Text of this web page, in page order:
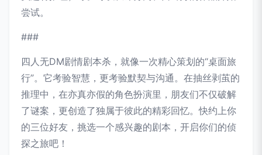
尝试。
###
四人无DM剧情剧本杀，就像一次精心策划的“桌面旅
行”。它考验智慧，更考验默契与沟通。在抽丝剥茧的
推理中，在亦真亦假的角色扮演里，朋友们不仅破解
了谜案，更创造了独属于彼此的精彩回忆。快约上你
的三位好友，挑选一个感兴趣的剧本，开启你们的侦
探之旅吧！